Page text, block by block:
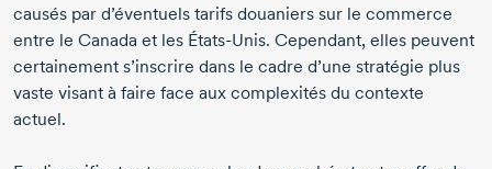
causés par d’éventuels tarifs douaniers sur le commerce
entre le Canada et les États-Unis. Cependant, elles peuvent
certainement s’inscrire dans le cadre d’une stratégie plus
vaste visant à faire face aux complexités du contexte
actuel.